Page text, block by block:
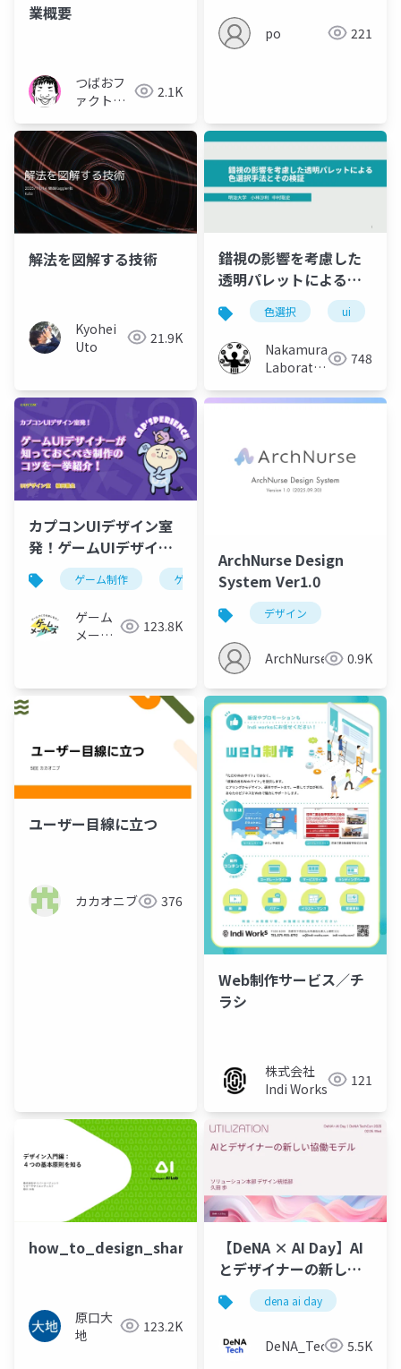
業概要
つばおフ
ァクトリ
2.1K
po 221
解法を図解する技術
Kyohei
Uto
21.9K
錯視の影響を考慮した
透明パレットによる色
選択手法とその検証
色選択 ui
Nakamura
Laboratory
University)
748
カプコンUIデザイン室
発！ゲームUIデザイナ
ーが知っておくべき制
作のコツを一挙紹介！
ゲーム制作 ゲームメーカーズスクランブル
ゲーム
メーカ
123.8K
ArchNurse Design
System Ver1.0
デザイン
ArchNurse 0.9K
ユーザー目線に立つ
カカオニブ 376
Web制作サービス／チ
ラシ
株式会社
Indi Works
121
how_to_design_share
原口大
地
123.2K
【DeNA × AI Day】AI
とデザイナーの新しい
協働モデルdena ai day
DeNA_Tech 5.5K